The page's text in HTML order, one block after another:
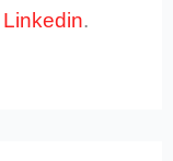
Linkedin.